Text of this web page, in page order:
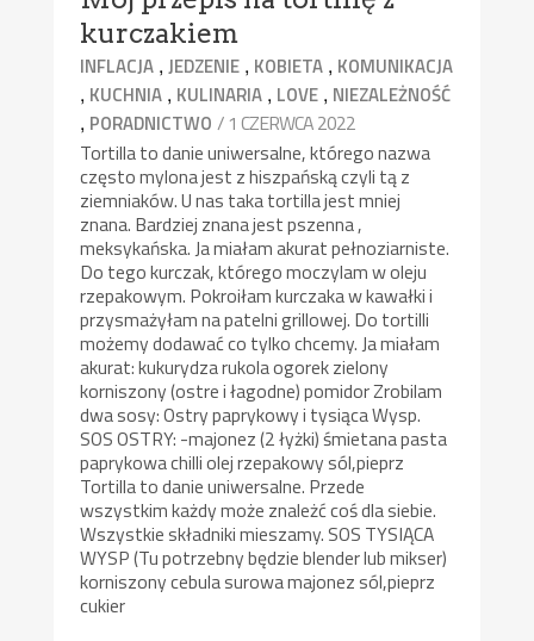
kurczakiem
INFLACJA , JEDZENIE , KOBIETA , KOMUNIKACJA
, KUCHNIA , KULINARIA , LOVE , NIEZALEŻNOŚĆ
, PORADNICTWO / 1 CZERWCA 2022
Tortilla to danie uniwersalne, którego nazwa
często mylona jest z hiszpańską czyli tą z
ziemniaków. U nas taka tortilla jest mniej
znana. Bardziej znana jest pszenna ,
meksykańska. Ja miałam akurat pełnoziarniste.
Do tego kurczak, którego moczylam w oleju
rzepakowym. Pokroiłam kurczaka w kawałki i
przysmażyłam na patelni grillowej. Do tortilli
możemy dodawać co tylko chcemy. Ja miałam
akurat: kukurydza rukola ogorek zielony
korniszony (ostre i łagodne) pomidor Zrobilam
dwa sosy: Ostry paprykowy i tysiąca Wysp.
SOS OSTRY: -majonez (2 łyżki) śmietana pasta
paprykowa chilli olej rzepakowy sól,pieprz
Tortilla to danie uniwersalne. Przede
wszystkim każdy może znależć coś dla siebie.
Wszystkie składniki mieszamy. SOS TYSIĄCA
WYSP (Tu potrzebny będzie blender lub mikser)
korniszony cebula surowa majonez sól,pieprz
cukier